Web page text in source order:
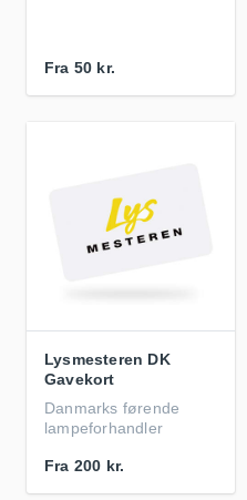
Fra 50 kr.
Lysmesteren DK
Gavekort
Danmarks førende
lampeforhandler
Fra 200 kr.